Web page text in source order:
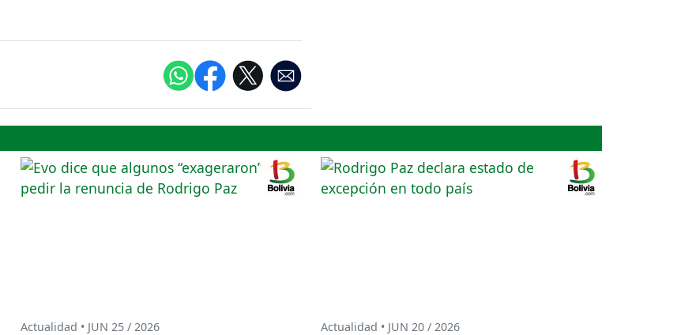
Actualidad • JUN 25 / 2026 Actualidad • JUN 20 / 2026